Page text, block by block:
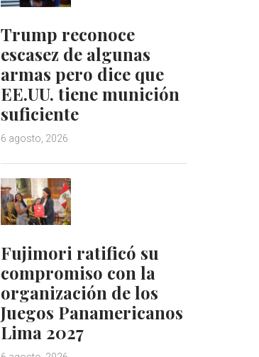
Trump reconoce
escasez de algunas
armas pero dice que
EE.UU. tiene munición
suficiente
6 agosto, 2026
Fujimori ratificó su
compromiso con la
organización de los
Juegos Panamericanos
Lima 2027